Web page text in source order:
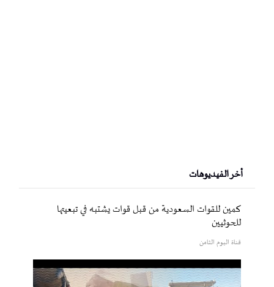
أخر الفيديوهات
كمين للقوات السعودية من قبل قوات يشتبه في تبعيتها
للحوثيين
قناة اليوم الثامن